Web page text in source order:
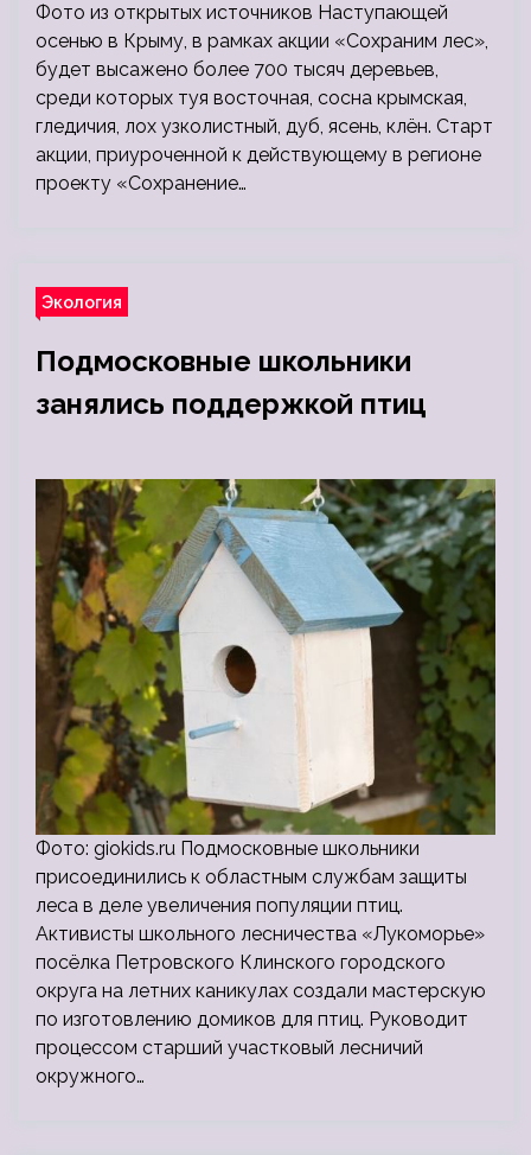
Фото из открытых источников Наступающей
осенью в Крыму, в рамках акции «Сохраним лес»,
будет высажено более 700 тысяч деревьев,
среди которых туя восточная, сосна крымская,
гледичия, лох узколистный, дуб, ясень, клён. Старт
акции, приуроченной к действующему в регионе
проекту «Сохранение…
Экология
Подмосковные школьники
занялись поддержкой птиц
Фото: giokids.ru Подмосковные школьники
присоединились к областным службам защиты
леса в деле увеличения популяции птиц.
Активисты школьного лесничества «Лукоморье»
посёлка Петровского Клинского городского
округа на летних каникулах создали мастерскую
по изготовлению домиков для птиц. Руководит
процессом старший участковый лесничий
окружного…